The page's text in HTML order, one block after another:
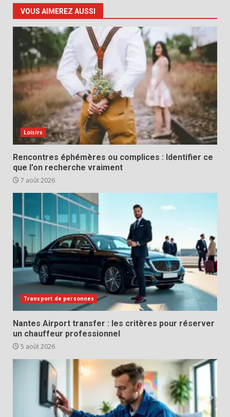
VOUS AIMEREZ AUSSI
Loisirs
Rencontres éphémères ou complices : Identifier ce
que l’on recherche vraiment
7 août 2026
Transport de personnes
Nantes Airport transfer : les critères pour réserver
un chauffeur professionnel
5 août 2026